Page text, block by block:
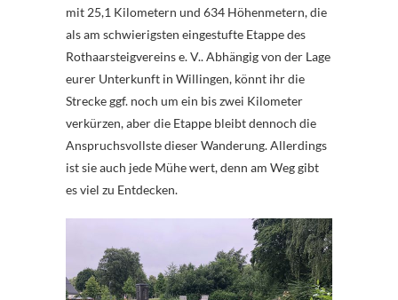
mit 25,1 Kilometern und 634 Höhenmetern, die
als am schwierigsten eingestufte Etappe des
Rothaarsteigvereins e. V.. Abhängig von der Lage
eurer Unterkunft in Willingen, könnt ihr die
Strecke ggf. noch um ein bis zwei Kilometer
verkürzen, aber die Etappe bleibt dennoch die
Anspruchsvollste dieser Wanderung. Allerdings
ist sie auch jede Mühe wert, denn am Weg gibt
es viel zu Entdecken.